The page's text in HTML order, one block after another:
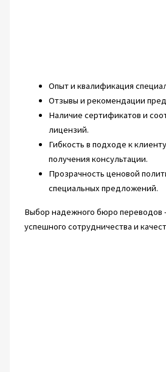
Опыт и квалификация
Отзывы и рекомендации
Наличие сертификатов и
лицензий.
Гибкость в подходе к
получения консультации.
Прозрачность ценовой
специальных предложений.
Выбор надежного бюро переводов
успешного сотрудничества и